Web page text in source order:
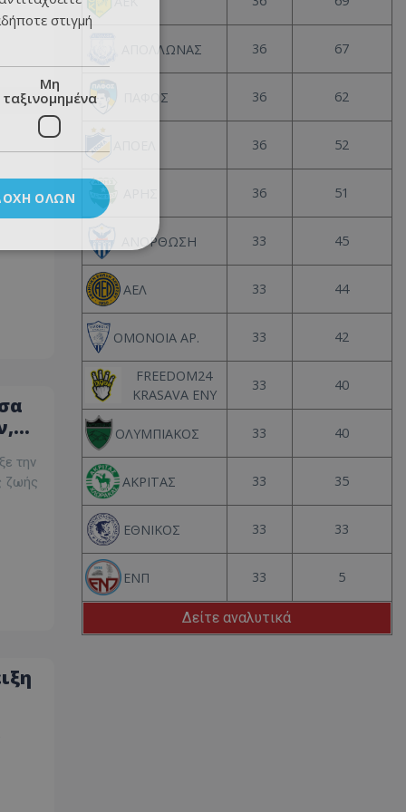
την
ζωής
ΑΠΟΛΛΩΝΑΣ 36 67
ΠΑΦΟΣ 36 62
36 52
36 51
ΑΝΟΡΘΩΣΗ 33 45
ΑΕΛ 33 44
ΟΜΟΝΟΙΑ ΑΡ. 33 42
FREEDOM24
KRASAVA ΕΝΥ
33 40
ΟΛΥΜΠΙΑΚΟΣ 33 40
ΑΚΡΙΤΑΣ 33 35
ΕΘΝΙΚΟΣ 33 33
ΕΝΠ 33 5
Δείτε αναλυτικά
στιγμή
Μη
ταξινομημένα
ΌΛΩΝ